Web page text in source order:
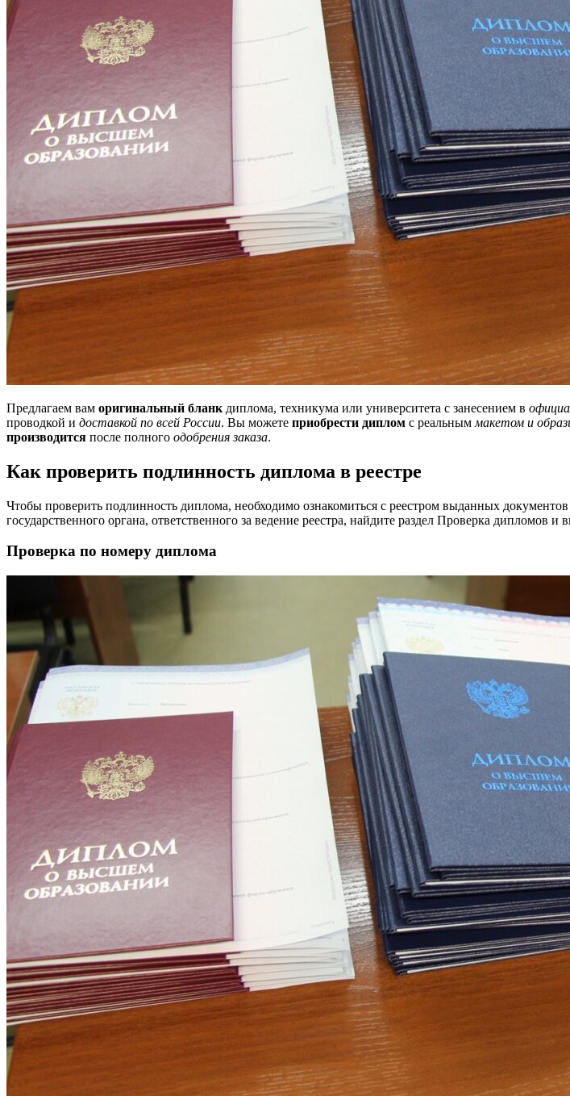
Предлагаем вам оригинальный бланк диплома, техникума или университета с занесением в
проводкой и доставкой по всей России. Вы можете приобрести диплом с реальным макетом и
производится после полного одобрения заказа.
Как проверить подлинность диплома в реестре
Чтобы проверить подлинность диплома, необходимо ознакомиться с реестром выданных
государственного органа, ответственного за ведение реестра, найдите раздел Проверка дипломов
Проверка по номеру диплома